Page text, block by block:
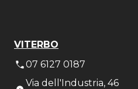
VITERBO
07 6127 0187
Via dell'Industria, 46